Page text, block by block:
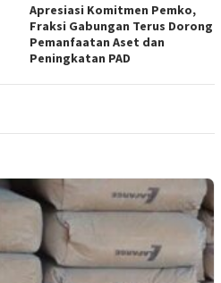
Apresiasi Komitmen Pemko,
Fraksi Gabungan Terus Dorong
Pemanfaatan Aset dan
Peningkatan PAD